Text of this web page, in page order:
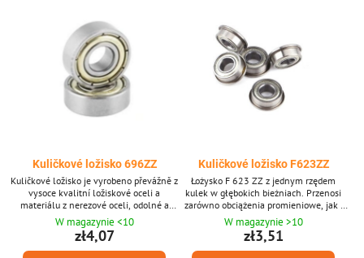
Kuličkové ložisko 696ZZ
Kuličkové ložisko je vyrobeno převážně z
vysoce kvalitní ložiskové oceli a
materiálu z nerezové oceli, odolné a
odolné proti opotřebení a kolizím.
W magazynie <10
zł4,07
Kuličkové ložisko F623ZZ
Łożysko F 623 ZZ z jednym rzędem
kulek w głębokich bieżniach. Przenosi
zarówno obciążenia promieniowe, jak i
osiowe. Wymiar 3 x 10 x 4 mm. (Produkt
można zamówić jednorazowo po 1
sztuce, zdjęcie ma charakter poglądowy.)
W magazynie >10
zł3,51